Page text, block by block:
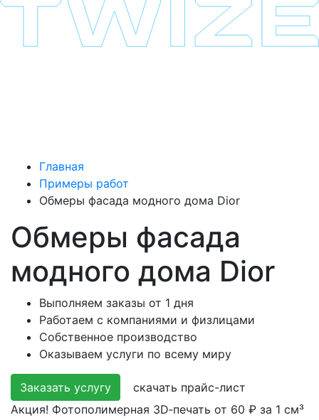
Главная
Примеры работ
Обмеры фасада модного дома Dior
Обмеры фасада
модного дома Dior
Выполняем заказы от 1 дня
Работаем с компаниями и физлицами
Собственное производство
Оказываем услуги по всему миру
Заказать услугу
скачать прайс-лист
Акция! Фотополимерная 3D‑печать от 60 ₽ за 1 см³